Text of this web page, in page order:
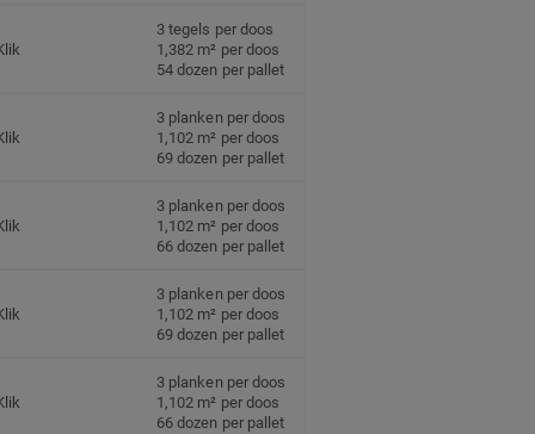
3 tegels per doos
1,382 m² per doos
54 dozen per pallet
3 planken per doos
1,102 m² per doos
69 dozen per pallet
3 planken per doos
1,102 m² per doos
66 dozen per pallet
3 planken per doos
1,102 m² per doos
69 dozen per pallet
3 planken per doos
1,102 m² per doos
66 dozen per pallet